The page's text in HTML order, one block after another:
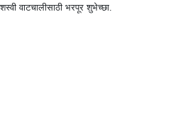
वाटचालीसाठी भरपूर शुभेच्छा.